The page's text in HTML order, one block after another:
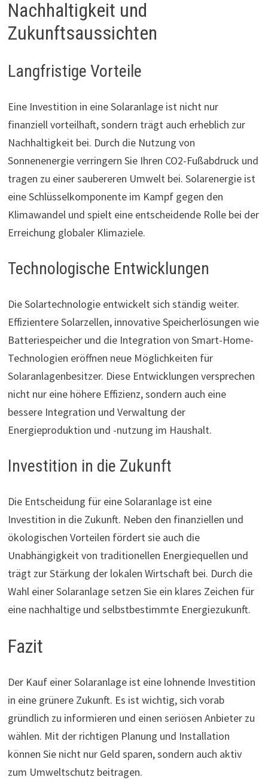
Nachhaltigkeit und
Zukunftsaussichten
Langfristige Vorteile
Eine Investition in eine Solaranlage ist nicht nur
finanziell vorteilhaft, sondern trägt auch erheblich zur
Nachhaltigkeit bei. Durch die Nutzung von
Sonnenenergie verringern Sie Ihren CO2-Fußabdruck und
tragen zu einer saubereren Umwelt bei. Solarenergie ist
eine Schlüsselkomponente im Kampf gegen den
Klimawandel und spielt eine entscheidende Rolle bei der
Erreichung globaler Klimaziele.
Technologische Entwicklungen
Die Solartechnologie entwickelt sich ständig weiter.
Effizientere Solarzellen, innovative Speicherlösungen wie
Batteriespeicher und die Integration von Smart-Home-
Technologien eröffnen neue Möglichkeiten für
Solaranlagenbesitzer. Diese Entwicklungen versprechen
nicht nur eine höhere Effizienz, sondern auch eine
bessere Integration und Verwaltung der
Energieproduktion und -nutzung im Haushalt.
Investition in die Zukunft
Die Entscheidung für eine Solaranlage ist eine
Investition in die Zukunft. Neben den finanziellen und
ökologischen Vorteilen fördert sie auch die
Unabhängigkeit von traditionellen Energiequellen und
trägt zur Stärkung der lokalen Wirtschaft bei. Durch die
Wahl einer Solaranlage setzen Sie ein klares Zeichen für
eine nachhaltige und selbstbestimmte Energiezukunft.
Fazit
Der Kauf einer Solaranlage ist eine lohnende Investition
in eine grünere Zukunft. Es ist wichtig, sich vorab
gründlich zu informieren und einen seriösen Anbieter zu
wählen. Mit der richtigen Planung und Installation
können Sie nicht nur Geld sparen, sondern auch aktiv
zum Umweltschutz beitragen.